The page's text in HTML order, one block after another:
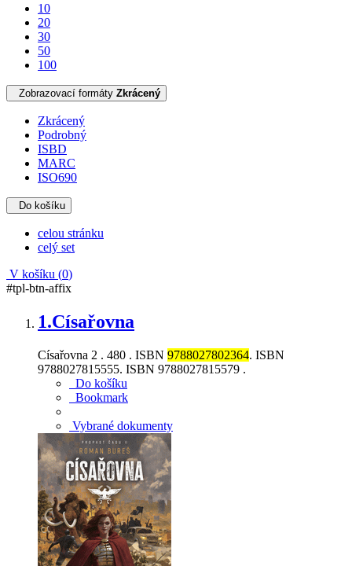
10
20
30
50
100
Zobrazovací formáty Zkrácený
Zkrácený
Podrobný
ISBD
MARC
ISO690
Do košíku
celou stránku
celý set
V košíku (0)
#tpl-btn-affix
1.Císařovna
Císařovna 2 . 480 . ISBN 9788027802364. ISBN
9788027815555. ISBN 9788027815579 .
Do košíku
Bookmark
Vybrané dokumenty